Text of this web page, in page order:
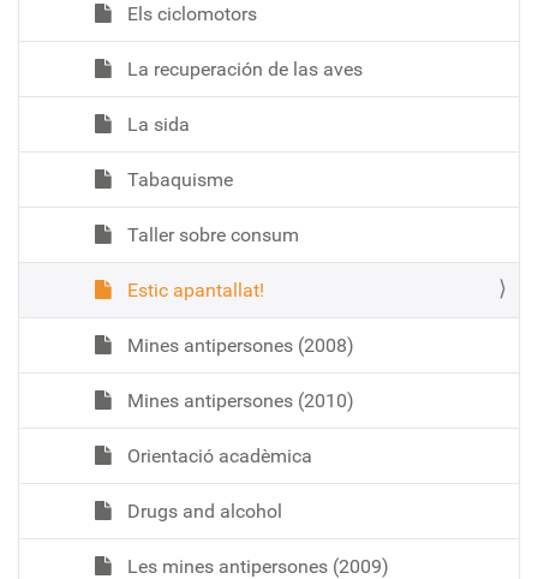
Els ciclomotors
La recuperación de las aves
La sida
Tabaquisme
Taller sobre consum
Estic apantallat!
Mines antipersones (2008)
Mines antipersones (2010)
Orientació acadèmica
Drugs and alcohol
Les mines antipersones (2009)